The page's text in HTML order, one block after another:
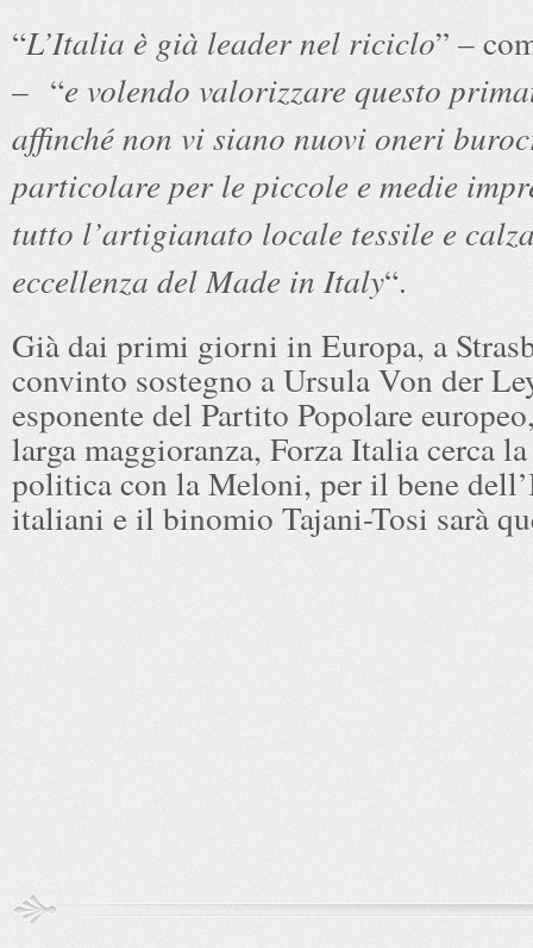
“L’Italia è già leader nel riciclo” –
– “e volendo valorizzare questo
affinché non vi siano nuovi oneri
particolare per le piccole e medie
tutto l’artigianato locale tessile e
eccellenza del Made in Italy“.
Già dai primi giorni in Europa, a
convinto sostegno a Ursula Von der
esponente del Partito Popolare
larga maggioranza, Forza Italia cerca
politica con la Meloni, per il bene
italiani e il binomio Tajani-Tosi sarà